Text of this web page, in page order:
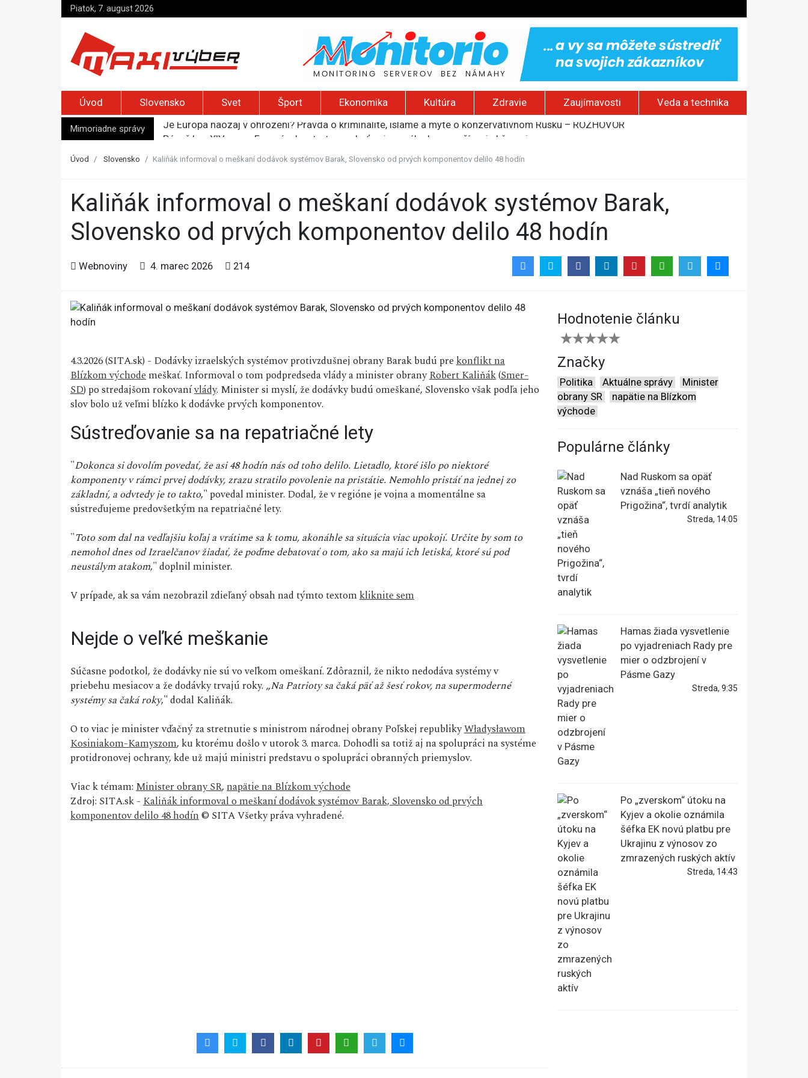
Piatok, 7. august 2026
Úvod Slovensko Svet Šport Ekonomika Kultúra Zdravie Zaujímavosti Veda a technika
Mimoriadne správy
Pápež Lev XIV. sa vo Francúzsku stretne s obeťami sexuálneho zneužívania kňazmi
Merz zvolal bezpečnostnú radu štátu po incidente s dronom pri ukrajinskom lietadle
Úvod Slovensko Kaliňák informoval o meškaní dodávok systémov Barak, Slovensko od prvých komponentov delilo 48 hodín
Kaliňák informoval o meškaní dodávok systémov Barak,
Slovensko od prvých komponentov delilo 48 hodín
Webnoviny 4. marec 2026 214
4.3.2026 (SITA.sk) - Dodávky izraelských systémov protivzdušnej obrany Barak budú prekonflikt na
Blízkom východemeškať. Informoval o tom podpredseda vlády a minister obranyRobert Kaliňák(Smer-
SD) po stredajšom rokovanívlády. Minister si myslí, že dodávky budú omeškané, Slovensko však podľa jeho
slov bolo už veľmi blízko k dodávke prvých komponentov.
Sústreďovanie sa na repatriačné lety
"Dokonca si dovolím povedať, že asi 48 hodín nás od toho delilo. Lietadlo, ktoré išlo po niektoré
komponenty v rámci prvej dodávky, zrazu stratilo povolenie na pristátie. Nemohlo pristáť na jednej zo
základní, a odvtedy je to takto," povedal minister. Dodal, že v regióne je vojna a momentálne sa
sústreďujeme predovšetkým na repatriačné lety.
"Toto som dal na vedľajšiu koľaj a vrátime sa k tomu, akonáhle sa situácia viac upokojí. Určite by som to
nemohol dnes od Izraelčanov žiadať, že poďme debatovať o tom, ako sa majú ich letiská, ktoré sú pod
neustálym atakom," doplnil minister.
V prípade, ak sa vám nezobrazil zdieľaný obsah nad týmto textomkliknite sem
Nejde o veľké meškanie
Súčasne podotkol, že dodávky nie sú vo veľkom omeškaní. Zdôraznil, že nikto nedodáva systémy v
priebehu mesiacov a že dodávky trvajú roky. „Na Patrioty sa čaká päť až šesť rokov, na supermoderné
systémy sa čaká roky," dodal Kaliňák.
O to viac je minister vďačný za stretnutie s ministrom národnej obrany Poľskej republikyWładysławom
Kosiniakom-Kamyszom, ku ktorému došlo v utorok 3. marca. Dohodli sa totiž aj na spolupráci na systéme
protidronovej ochrany, kde už majú ministri predstavu o spolupráci obranných priemyslov.
Viac k témam:Minister obrany SR,napätie na Blízkom východe
Zdroj: SITA.sk -Kaliňák informoval o meškaní dodávok systémov Barak, Slovensko od prvých
komponentov delilo 48 hodín© SITA Všetky práva vyhradené.
Hodnotenie článku
Značky
Politika Aktuálne správy
Minister
obrany SR
napätie na Blízkom
východe
Populárne články
Nad Ruskom sa opäť
vznáša „tieň nového
Prigožina“, tvrdí analytik
Streda, 14:05
Hamas žiada vysvetlenie
po vyjadreniach Rady pre
mier o odzbrojení v
Pásme Gazy
Streda, 9:35
Po „zverskom“ útoku na
Kyjev a okolie oznámila
šéfka EK novú platbu pre
Ukrajinu z výnosov zo
zmrazených ruských aktív
Streda, 14:43